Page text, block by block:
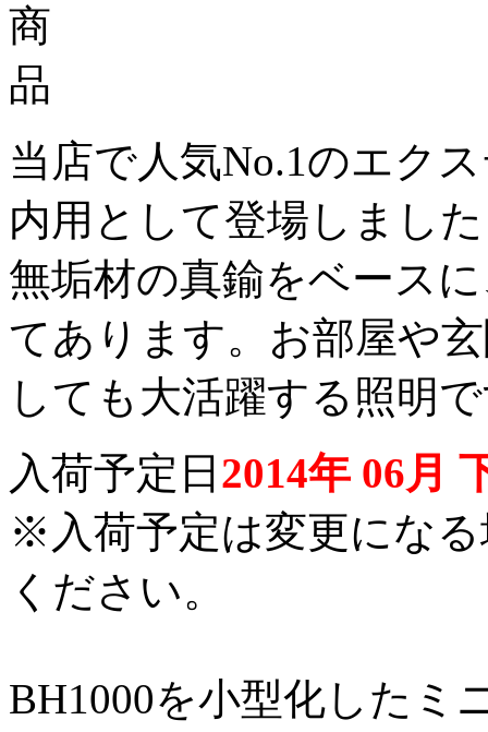
当店で人気No.1のエク
内用として登場しまし
無垢材の真鍮をベース
てあります。お部屋や
しても大活躍する照明
入荷予定日 2014年 06月
※入荷予定は変更にな
ください。
BH1000を小型化したミ